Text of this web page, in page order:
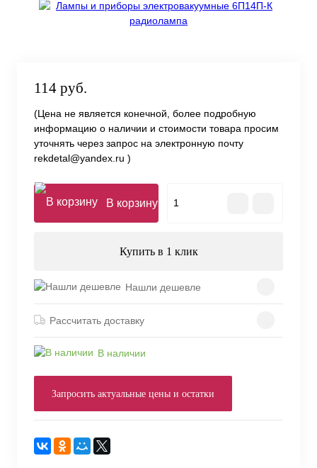
114 руб.
(Цена не является конечной, более подробную
информацию о наличии и стоимости товара просим
уточнять через запрос на электронную почту
rekdetal@yandex.ru )
В корзину
Купить в 1 клик
Нашли дешевле
Рассчитать доставку
В наличии
Запросить актуальные цены и остатки